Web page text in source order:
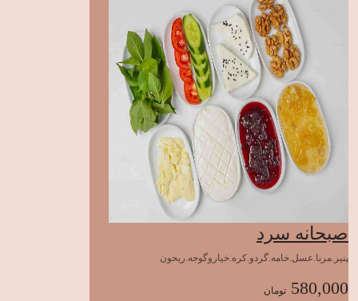
صبحانه سرد
پنیر.مربا.عسل.خامه.گردو.کره.خیاروگوجه.ریحون
580,000 تومان